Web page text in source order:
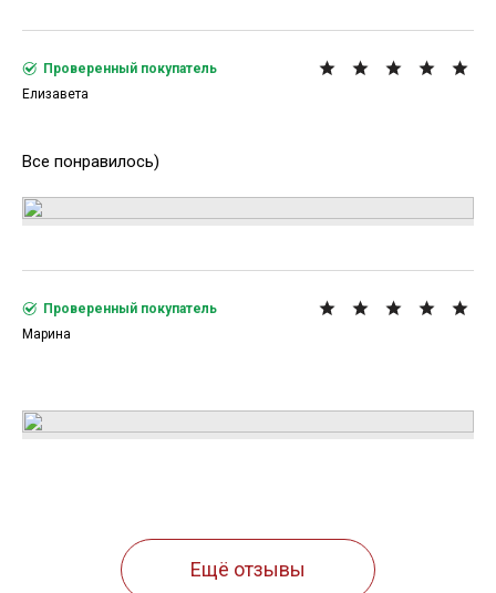
Все понравилось)
Проверенный покупатель
Елизавета
Проверенный покупатель
Марина
Ещё отзывы